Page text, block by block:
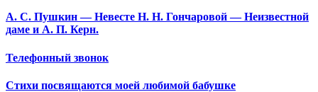
А. С. Пушкин — Невесте Н. Н. Гончаровой — Неизвестной
даме и А. П. Керн.
Телефонный звонок
Стихи посвящаются моей любимой бабушке